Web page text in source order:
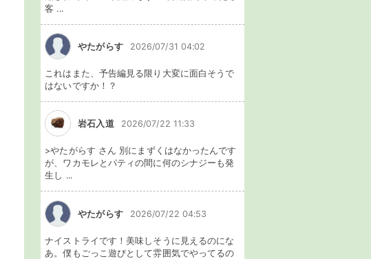
客 ...
やたがらす 2026/07/31 04:02
これはまた、予告編見る限り大変に面白そうで
はないですか！？
岩石入道 2026/07/22 11:33
>やたがらす さん 別にまずくはなかったんです
が、ワカモレとパティの間に何のシナジーも発
生し ...
やたがらす 2026/07/22 04:53
ナイストライです！美味しそうに見えるのにな
あ。僕もごっこ遊びとして雰囲気でやってるの